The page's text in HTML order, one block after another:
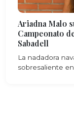
Ariadna Malo
Campeonato
Sabadell
La nadadora
sobresaliente